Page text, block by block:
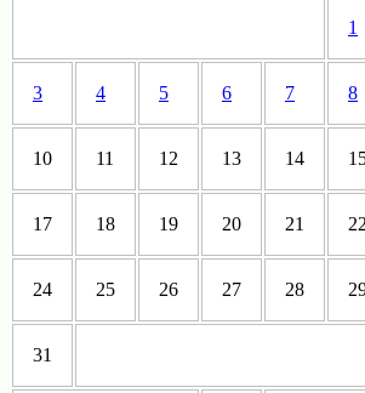
1
3 4 5 6 7 8
10 11 12 13 14
17 18 19 20 21 22
24 25 26 27 28
31